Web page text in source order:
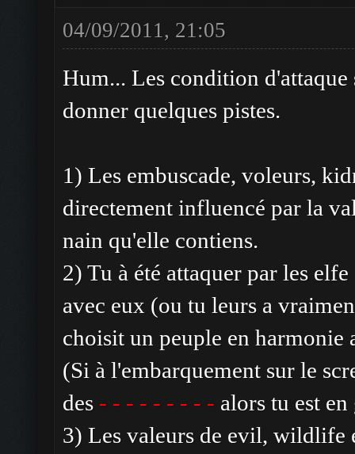
04/09/2011, 21:05
Hum... Les condition
donner quelques pistes.
1) Les embuscade, voleurs,
directement influencé par la
nain qu'elle contiens.
2) Tu à été attaquer par les
avec eux (ou tu leurs a
choisit un peuple en harmonie
(Si à l'embarquement sur le
des - - - - - - - - - alors tu est
3) Les valeurs de evil, wildlife